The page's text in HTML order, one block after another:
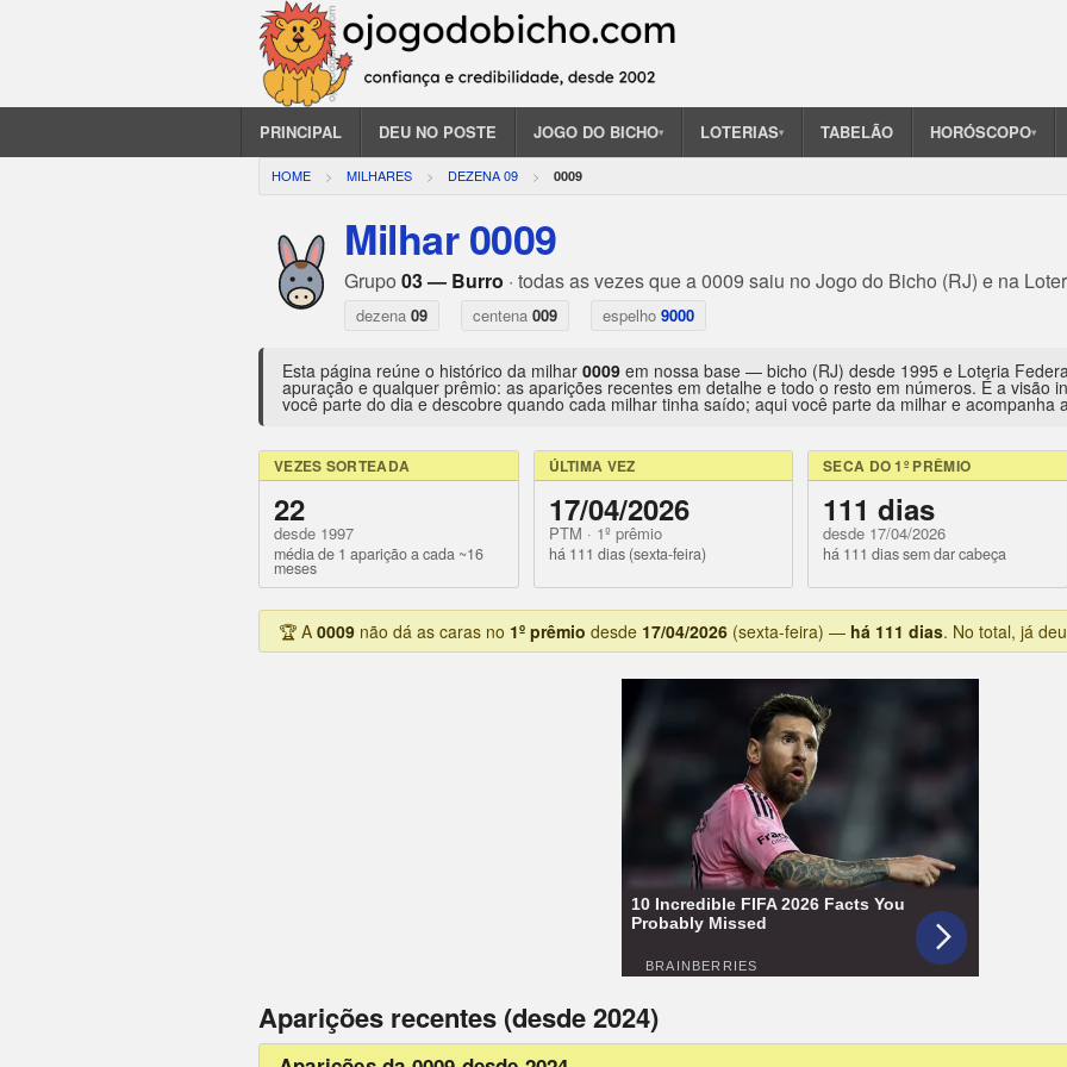
PRINCIPAL DEU NO POSTE JOGO DO BICHO▾ LOTERIAS▾ TABELÃO HORÓSCOPO▾
HOME MILHARES DEZENA 09 0009
Milhar 0009
Grupo 03 — Burro · todas as vezes que a 0009 saiu no Jogo do Bicho (RJ) e na
dezena 09 centena 009 espelho 9000
Esta página reúne o histórico da milhar 0009 em nossa base — bicho (RJ) desde 1995 e Loteria
apuração e qualquer prêmio: as aparições recentes em detalhe e todo o resto em números. É a visão
você parte do dia e descobre quando cada milhar tinha saído; aqui você parte da milhar e acompanha
VEZES SORTEADA
22
desde 1997
média de 1 aparição a cada ~16
meses
ÚLTIMA VEZ
17/04/2026
PTM · 1º prêmio
há 111 dias (sexta-feira)
SECA DO 1º PRÊMIO
111 dias
desde 17/04/2026
há 111 dias sem dar cabeça
🏆 A 0009 não dá as caras no 1º prêmio desde 17/04/2026 (sexta-feira) — há 111 dias. No total, já
Aparições recentes (desde 2024)